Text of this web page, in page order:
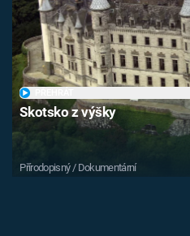
Skotsko z výšky
Přírodopisný / Dokumentární